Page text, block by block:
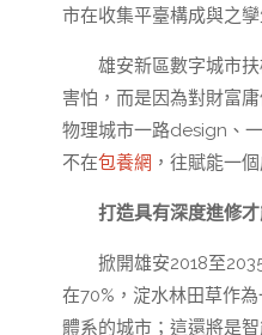
市在收集平臺構成與之
雄安新區數字城市
害怕，而是因為對財富
物理城市一路design、
不在包養網 ，往賦能一
打造具有深度進修
掀開雄安2018至
在70%，淀水林田草作
體系的城市；這還將是